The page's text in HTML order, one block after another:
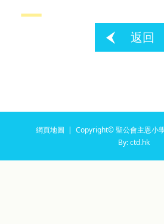
返回
網頁地圖 | Copyright© 聖公會主恩小
By: ctd.hk